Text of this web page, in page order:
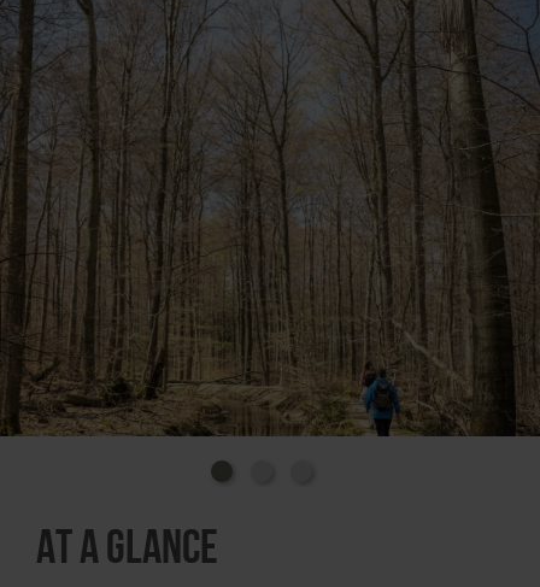
Stream check: Stop for a moment and read the stream. Where
is the bank flat, where is it steep? Where is the water allowed
to spread out, where is it constricted? This will tell you how
well the stream is helping the forest - or where it is coming
under pressure.
At a glance